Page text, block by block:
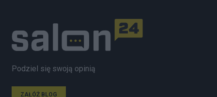
Podziel się swoją opinią
ZAŁÓŻ BLOG